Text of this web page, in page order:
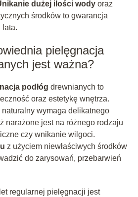
dużej ilości wodyoraz
środków to gwarancja
lata.
pielęgnacja
jest ważna?
podłóg drewnianych to
oraz estetykę wnętrza.
naturalny wymaga delikatnego
narażone jest na różnego rodzaju
czy wnikanie wilgoci.
z użyciem niewłaściwych środków
do zarysowań, przebarwień
regularnej pielęgnacji jest